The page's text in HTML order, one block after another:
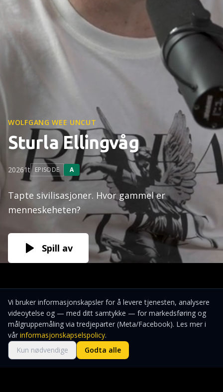
WOLFGANG WEE UNCUT
Sturla Ellingvåg
20261t EPISODE A
Tapte sivilisasjoner. Hvor gammel er
menneskeheten?
Spill av
Nytt på WTV
NY
GRATIS
Vi bruker informasjonskapsler for å levere tjenesten, analysere
videoytelse og — med ditt samtykke — for markedsføring og
målgruppemåling via tredjeparter (Meta/Facebook). Les mer i
vår informasjonskapselspolicy.
Kun nødvendige
Godta alle